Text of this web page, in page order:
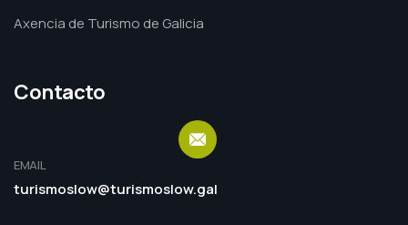
Axencia de Turismo de Galicia
Contacto
EMAIL
turismoslow@turismoslow.gal